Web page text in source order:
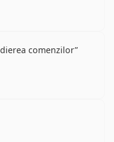
comenzilor